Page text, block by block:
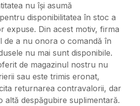
nu își asumă
disponibilitatea în stoc a
expuse. Din acest motiv, firma
de a nu onora o comandă în
nu mai sunt disponibile.
de magazinul nostru nu
sau este trimis eronat,
returnarea contravalorii, dar
altă despăgubire suplimentară.